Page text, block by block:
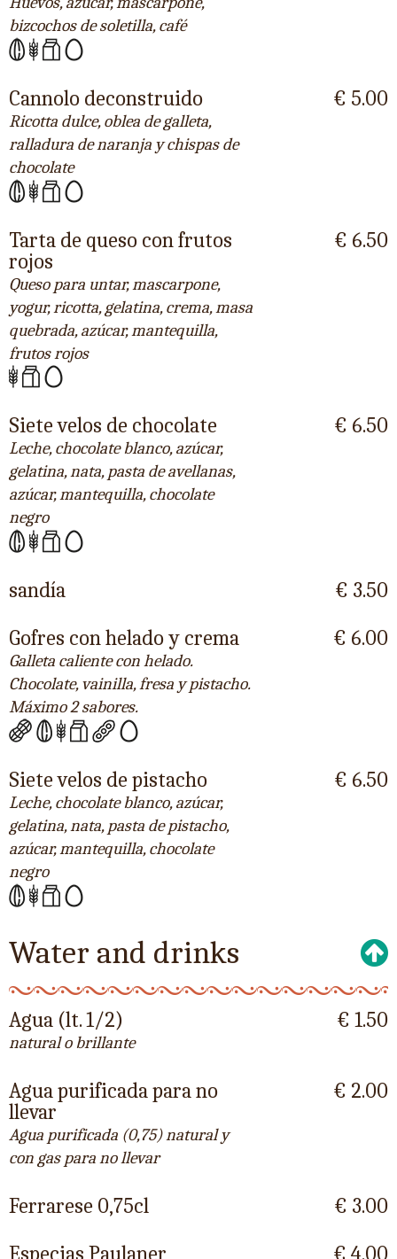
bizcochos de soletilla, café
Cannolo deconstruido
Ricotta dulce, oblea de galleta,
ralladura de naranja y chispas de
chocolate
€ 5.00
Tarta de queso con frutos
rojos
Queso para untar, mascarpone,
yogur, ricotta, gelatina, crema, masa
quebrada, azúcar, mantequilla,
frutos rojos
€ 6.50
Siete velos de chocolate
Leche, chocolate blanco, azúcar,
gelatina, nata, pasta de avellanas,
azúcar, mantequilla, chocolate
negro
€ 6.50
sandía
€ 3.50
Gofres con helado y crema
Galleta caliente con helado.
Chocolate, vainilla, fresa y pistacho.
Máximo 2 sabores.
€ 6.00
Siete velos de pistacho
Leche, chocolate blanco, azúcar,
gelatina, nata, pasta de pistacho,
azúcar, mantequilla, chocolate
negro
€ 6.50
Water and drinks
Agua (lt. 1/2)
natural o brillante
€ 1.50
Agua purificada para no
llevar
Agua purificada (0,75) natural y
con gas para no llevar
€ 2.00
Ferrarese 0,75cl
€ 3.00
Especias Paulaner
€ 4.00